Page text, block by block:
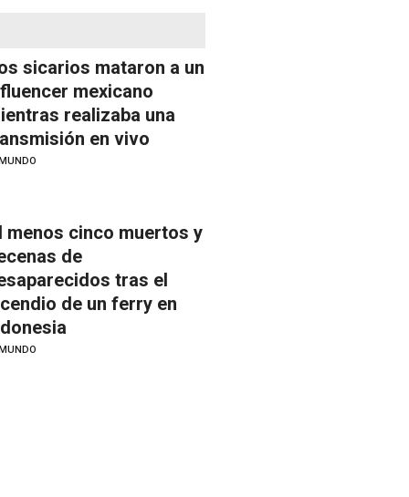
sicarios mataron a un
mexicano
realizaba una
en vivo
menos cinco muertos y
de
tras el
de un ferry en